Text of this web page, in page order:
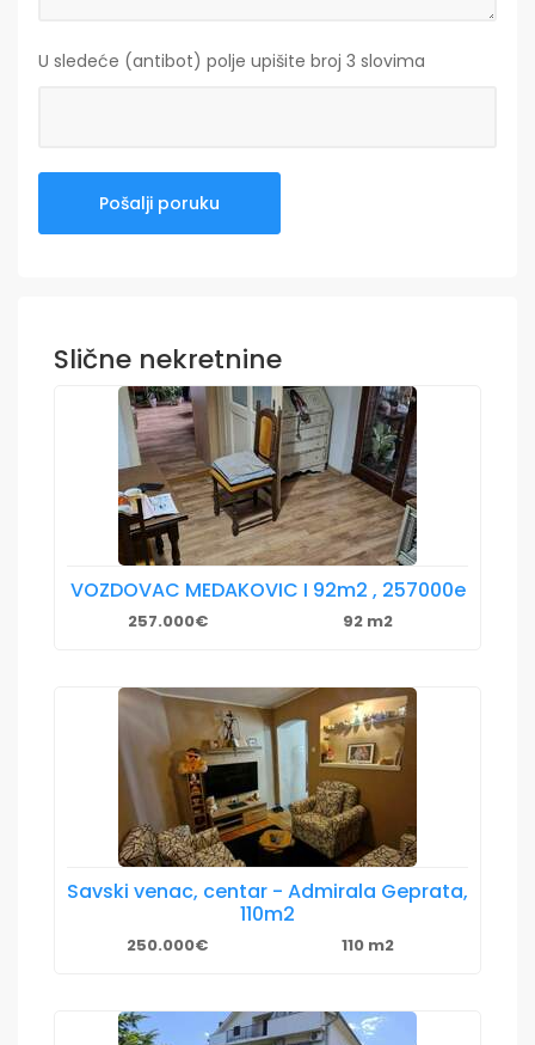
U sledeće (antibot) polje upišite broj 3 slovima
Slične nekretnine
VOZDOVAC MEDAKOVIC I 92m2 , 257000e
257.000€ 92 m2
Savski venac, centar - Admirala Geprata,
110m2
250.000€ 110 m2